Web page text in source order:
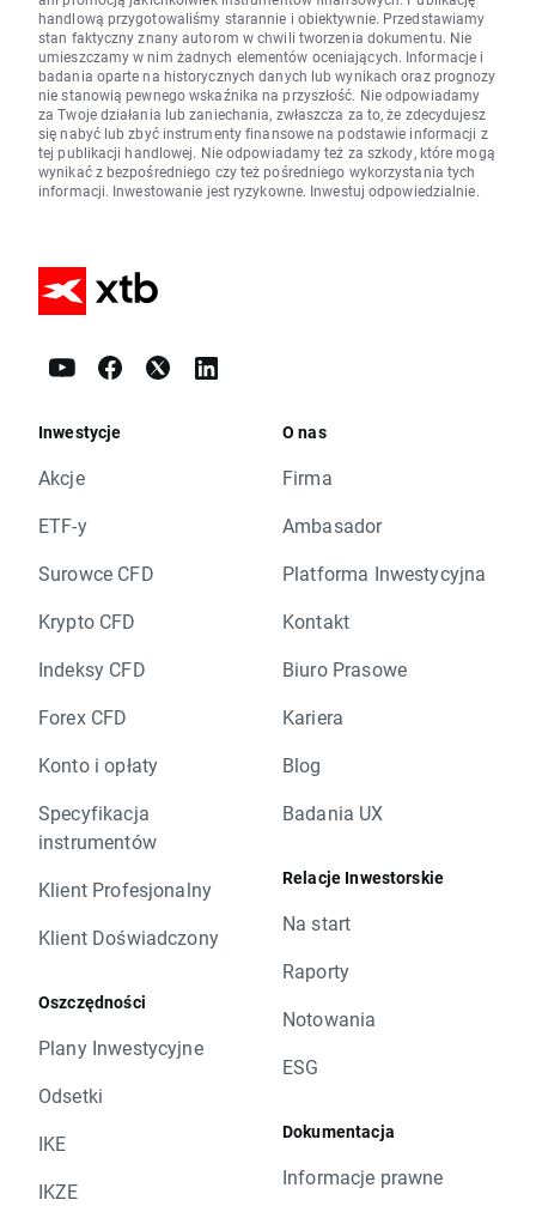
handlową przygotowaliśmy starannie i obiektywnie. Przedstawiamy
stan faktyczny znany autorom w chwili tworzenia dokumentu. Nie
umieszczamy w nim żadnych elementów oceniających. Informacje i
badania oparte na historycznych danych lub wynikach oraz prognozy
nie stanowią pewnego wskaźnika na przyszłość. Nie odpowiadamy
za Twoje działania lub zaniechania, zwłaszcza za to, że zdecydujesz
się nabyć lub zbyć instrumenty finansowe na podstawie informacji z
tej publikacji handlowej. Nie odpowiadamy też za szkody, które mogą
wynikać z bezpośredniego czy też pośredniego wykorzystania tych
informacji. Inwestowanie jest ryzykowne. Inwestuj odpowiedzialnie.
Inwestycje
Akcje
ETF-y
Surowce CFD
Krypto CFD
Indeksy CFD
Forex CFD
Konto i opłaty
Specyfikacja
instrumentów
Klient Profesjonalny
Klient Doświadczony
Oszczędności
Plany Inwestycyjne
Odsetki
IKE
IKZE
O nas
Firma
Ambasador
Platforma Inwestycyjna
Kontakt
Biuro Prasowe
Kariera
Blog
Badania UX
Relacje Inwestorskie
Na start
Raporty
Notowania
ESG
Dokumentacja
Informacje prawne